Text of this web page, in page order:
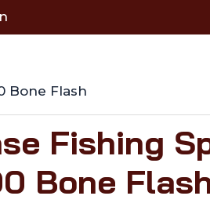
Bone Flash
Fishing
Bone